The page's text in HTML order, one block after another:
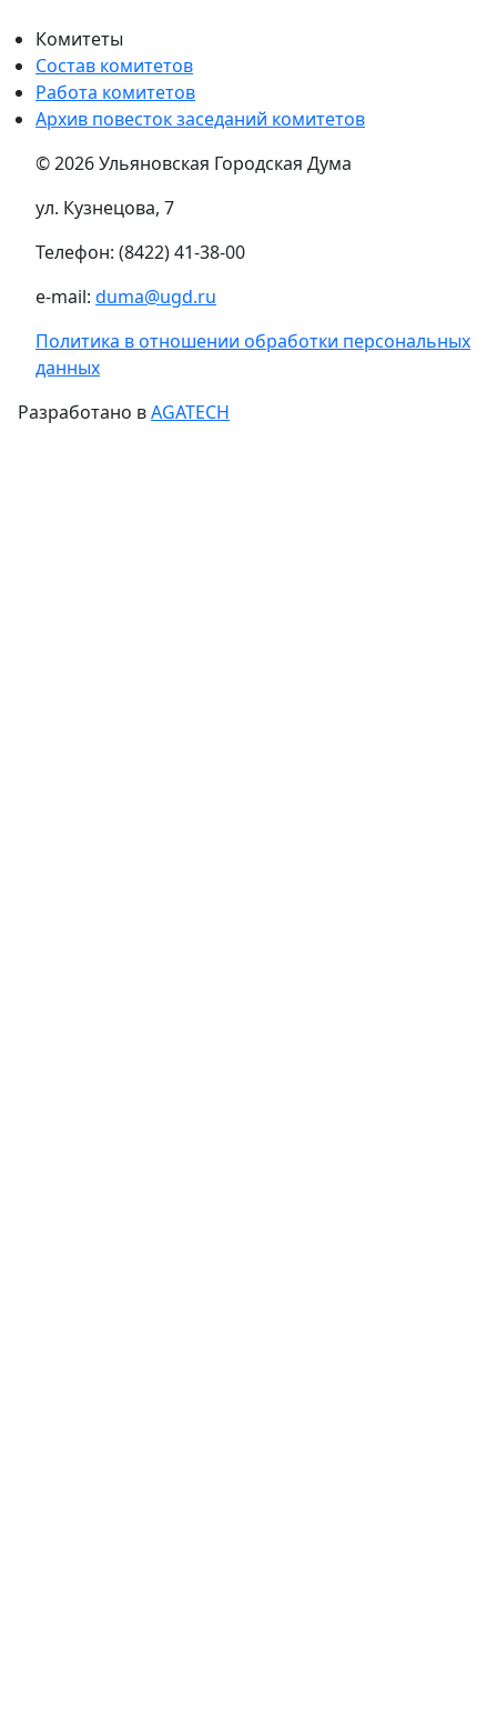
Комитеты
Состав комитетов
Работа комитетов
Архив повесток заседаний комитетов
© 2026 Ульяновская Городская Дума
ул. Кузнецова, 7
Телефон: (8422) 41-38-00
e-mail: duma@ugd.ru
Политика в отношении обработки персональных
данных
Разработано вAGATECH